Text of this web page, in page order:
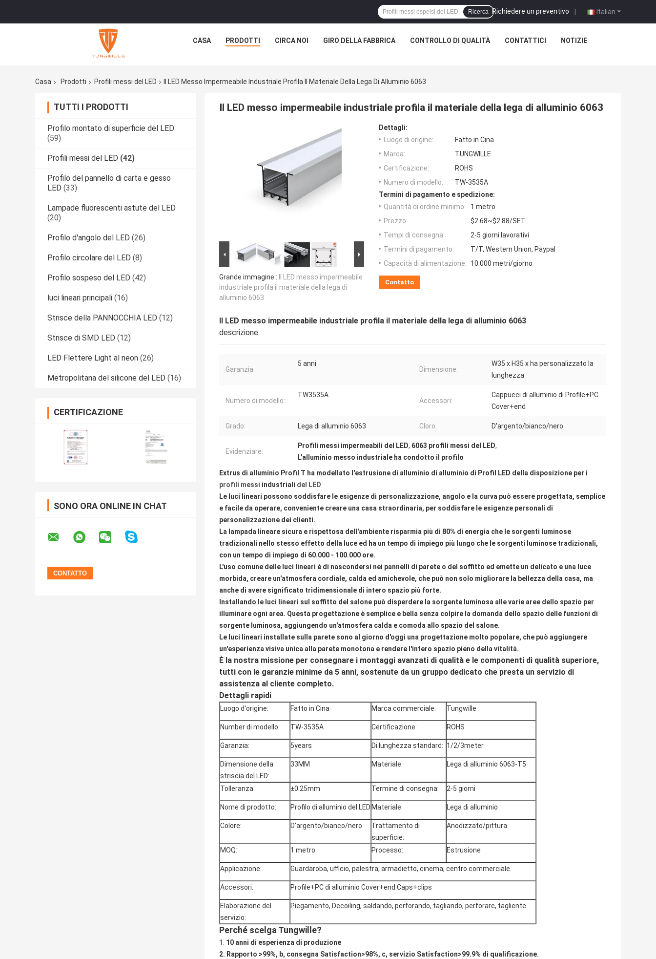
Italian
Richiedere un preventivo |
Ricerca
CASA PRODOTTI CIRCA NOI GIRO DELLA FABBRICA CONTROLLO DI QUALITÀ CONTATTICI NOTIZIE
Casa Prodotti Profili messi del LED Il LED Messo Impermeabile Industriale Profila Il Materiale Della Lega Di Alluminio 6063
TUTTI I PRODOTTI
Profilo montato di superficie del LED
(59)
Profili messi del LED (42)
Profilo del pannello di carta e gesso
LED (33)
Lampade fluorescenti astute del LED
(20)
Profilo d'angolo del LED (26)
Profilo circolare del LED (8)
Profilo sospeso del LED (42)
luci lineari principali (16)
Strisce della PANNOCCHIA LED (12)
Strisce di SMD LED (12)
LED Flettere Light al neon (26)
Metropolitana del silicone del LED (16)
CERTIFICAZIONE
SONO ORA ONLINE IN CHAT
Il LED messo impermeabile industriale profila il materiale della lega di alluminio 6063
Grande immagine :
Il LED messo impermeabile
industriale profila il materiale della lega di
alluminio 6063
Dettagli:
Luogo di origine:
Fatto in Cina
Marca:
TUNGWILLE
Certificazione:
ROHS
Numero di modello:
TW-3535A
Termini di pagamento e spedizione:
Quantità di ordine minimo:
1 metro
Prezzo:
$2.68~$2.88/SET
Tempi di consegna:
2-5 giorni lavorativi
Termini di pagamento:
T/T, Western Union, Paypal
Capacità di alimentazione:
10.000 metri/giorno
Contatto
Il LED messo impermeabile industriale profila il materiale della lega di alluminio 6063
descrizione
Garanzia:
5 anni
Dimensione:
W35 x H35 x ha personalizzato la
lunghezza
Numero di modello:
TW3535A
Accessori:
Cappucci di alluminio di Profile+PC
Cover+end
Grado: Lega di alluminio 6063 Cloro: D'argento/bianco/nero
Evidenziare:
Profili messi impermeabili del LED, 6063 profili messi del LED,
L'alluminio messo industriale ha condotto il profilo
Extrus di alluminio Profil T ha modellato l'estrusione di alluminio di alluminio di Profil LED della disposizione per i
profili messi industriali del LED
Le luci lineari possono soddisfare le esigenze di personalizzazione, angolo e la curva può essere progettata, semplice
e facile da operare, conveniente creare una casa straordinaria, per soddisfare le esigenze personali di
personalizzazione dei clienti.
La lampada lineare sicura e rispettosa dell'ambiente risparmia più di 80% di energia che le sorgenti luminose
tradizionali nello stesso effetto della luce ed ha un tempo di impiego più lungo che le sorgenti luminose tradizionali,
con un tempo di impiego di 60.000 - 100.000 ore.
L'uso comune delle luci lineari è di nascondersi nei pannelli di parete o del soffitto ed emette un delicato e una luce
morbida, creare un'atmosfera cordiale, calda ed amichevole, che può non solo migliorare la bellezza della casa, ma
anche di avere significato tridimensionale di intero spazio più forte.
Installando le luci lineari sul soffitto del salone può disperdere la sorgente luminosa alle varie aree dello spazio per
illuminare ogni area. Questa progettazione è semplice e bella senza colpire la domanda dello spazio delle funzioni di
sorgente luminosa, aggiungendo un'atmosfera calda e comoda allo spazio del salone.
Le luci lineari installate sulla parete sono al giorno d'oggi una progettazione molto popolare, che può aggiungere
un'esperienza visiva unica alla parete monotona e rendere l'intero spazio pieno della vitalità.
È la nostra missione per consegnare i montaggi avanzati di qualità e le componenti di qualità superiore,
tutti con le garanzie minime da 5 anni, sostenute da un gruppo dedicato che presta un servizio di
assistenza al cliente completo.
Dettagli rapidi
Luogo d'origine: Fatto in Cina Marca commerciale: Tungwille
Number di modello: TW-3535A Certificazione: ROHS
Garanzia: 5years Di lunghezza standard: 1/2/3meter
Dimensione della
striscia del LED:
33MM Materiale: Lega di alluminio 6063-T5
Tolleranza: ±0.25mm Termine di consegna: 2-5 giorni
Nome di prodotto: Profilo di alluminio del LED Materiale: Lega di alluminio
Colore: D'argento/bianco/nero
Trattamento di
superficie:
Anodizzato/pittura
MOQ: 1 metro Processo: Estrusione
Applicazione: Guardaroba, ufficio, palestra, armadietto, cinema, centro commerciale.
Accessori: Profile+PC di alluminio Cover+end Caps+clips
Elaborazione del
servizio:
Piegamento, Decoiling, saldando, perforando, tagliando, perforare, tagliente
Perché scelga Tungwille?
1. 10 anni di esperienza di produzione
2. Rapporto >99%, b, consegna Satisfaction>98%, c, servizio Satisfaction>99.9% di qualificazione.